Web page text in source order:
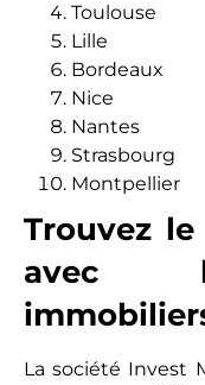
Toulouse
Lille
Bordeaux
Nice
Nantes
Strasbourg
Montpellier
Trouvez
avec
La société Invest